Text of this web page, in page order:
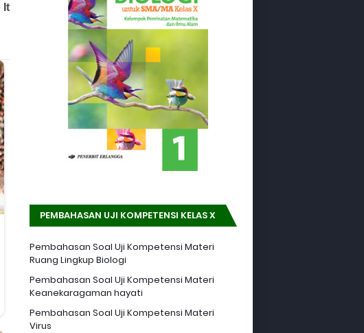
PEMBAHASAN UJI KOMPETENSI KELAS X
Pembahasan Soal Uji Kompetensi Materi
Ruang Lingkup Biologi
Pembahasan Soal Uji Kompetensi Materi
Keanekaragaman hayati
Pembahasan Soal Uji Kompetensi Materi
Virus